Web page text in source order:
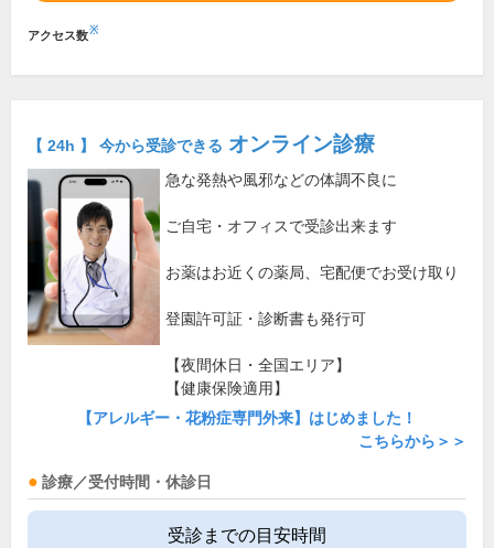
アクセス数※
【 24h 】 今から受診できる オンライン診療
急な発熱や風邪などの体調不良に
ご自宅・オフィスで受診出来ます
お薬はお近くの薬局、宅配便でお受け取り
登園許可証・診断書も発行可
【夜間休日・全国エリア】
【健康保険適用】
【アレルギー・花粉症専門外来】はじめました！
こちらから＞＞
診療／受付時間・休診日
受診までの目安時間